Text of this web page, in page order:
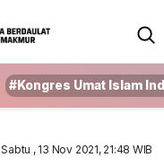
#Kongres Umat Islam
Sabtu , 13 Nov 2021, 21:48 WIB